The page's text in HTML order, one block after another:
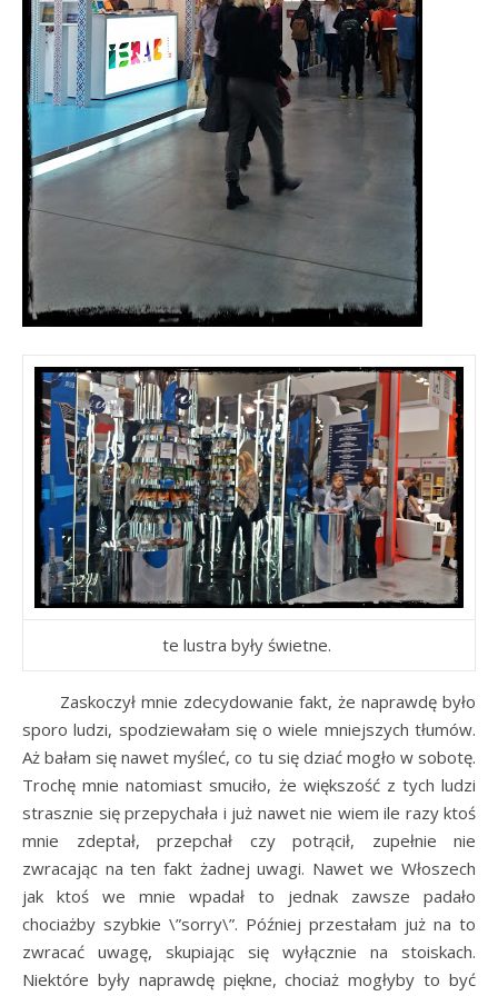
te lustra były świetne.
Zaskoczył mnie zdecydowanie fakt, że naprawdę było
sporo ludzi, spodziewałam się o wiele mniejszych tłumów.
Aż bałam się nawet myśleć, co tu się dziać mogło w sobotę.
Trochę mnie natomiast smuciło, że większość z tych ludzi
strasznie się przepychała i już nawet nie wiem ile razy ktoś
mnie zdeptał, przepchał czy potrącił, zupełnie nie
zwracając na ten fakt żadnej uwagi. Nawet we Włoszech
jak ktoś we mnie wpadał to jednak zawsze padało
chociażby szybkie \”sorry\”. Później przestałam już na to
zwracać uwagę, skupiając się wyłącznie na stoiskach.
Niektóre były naprawdę piękne, chociaż mogłyby to być